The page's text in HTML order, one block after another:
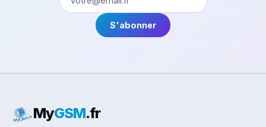
S'abonner
MyGSM.fr